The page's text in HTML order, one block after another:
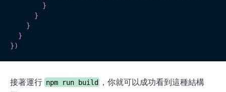
}
}
}
}
})
接著運行 npm run build
，你就可以成功看到這種結構